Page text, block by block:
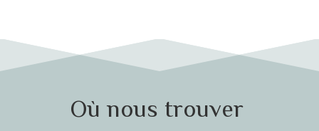
Où nous trouver